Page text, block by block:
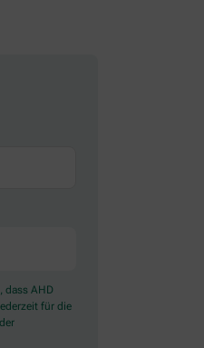
dass AHD
für die